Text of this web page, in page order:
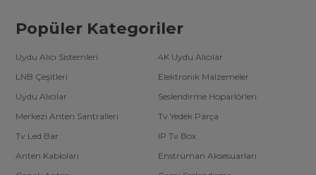
Popüler Kategoriler
Uydu Alıcı Sistemleri
4K Uydu Alıcılar
LNB Çeşitleri
Elektronik Malzemeler
Uydu Alıcılar
Seslendirme Hoparlörleri
Merkezi Anten Santralleri
Tv Yedek Parça
Tv Led Bar
IP Tv Box
Anten Kabloları
Enstrüman Aksesuarları